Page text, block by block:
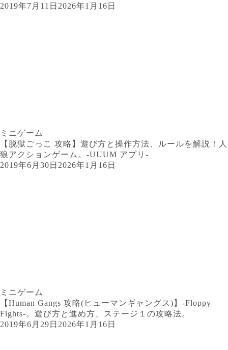
2019年7月11日 2026年1月16日
ミニゲーム
【脱獄ごっこ 攻略】遊び方と操作方法、ルールを解説！人
狼アクションゲーム。-UUUM アプリ-
2019年6月30日 2026年1月16日
ミニゲーム
【Human Gangs 攻略(ヒューマンギャングス)】-Floppy
Fights-。遊び方と進め方、ステージ１の攻略法。
2019年6月29日 2026年1月16日